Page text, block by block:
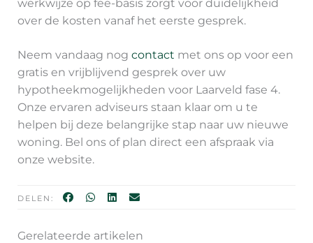
werkwijze op fee-basis zorgt voor duidelijkheid
over de kosten vanaf het eerste gesprek.
Neem vandaag nog contact met ons op voor een
gratis en vrijblijvend gesprek over uw
hypotheekmogelijkheden voor Laarveld fase 4.
Onze ervaren adviseurs staan klaar om u te
helpen bij deze belangrijke stap naar uw nieuwe
woning. Bel ons of plan direct een afspraak via
onze website.
DELEN:
Gerelateerde artikelen